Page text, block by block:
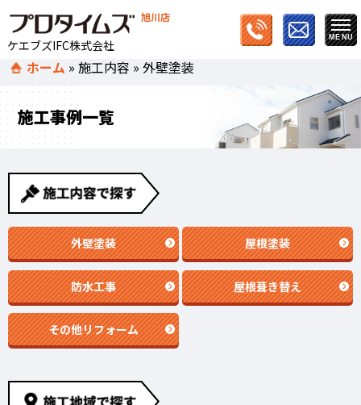
旭川店
ケエブズIFC株式会社
ホーム »施工内容 »外壁塗装
施工事例一覧
外壁塗装 屋根塗装
防水工事 屋根葺き替え
その他リフォーム